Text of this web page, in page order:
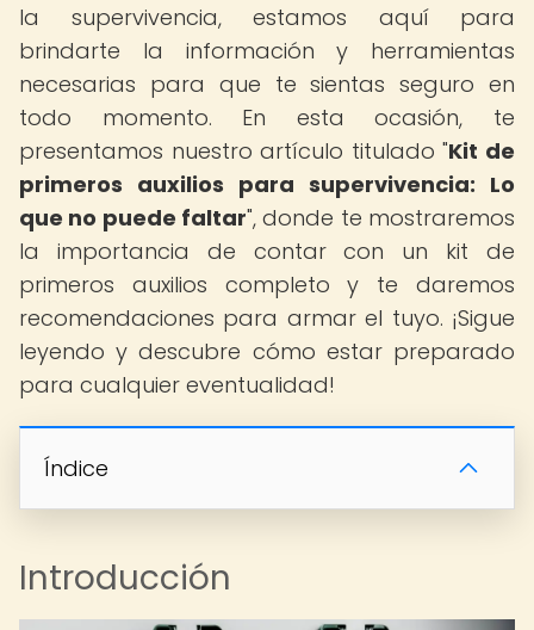
la supervivencia, estamos aquí para
brindarte la información y herramientas
necesarias para que te sientas seguro en
todo momento. En esta ocasión, te
presentamos nuestro artículo titulado "Kit de
primeros auxilios para supervivencia: Lo
que no puede faltar", donde te mostraremos
la importancia de contar con un kit de
primeros auxilios completo y te daremos
recomendaciones para armar el tuyo. ¡Sigue
leyendo y descubre cómo estar preparado
para cualquier eventualidad!
Índice
Introducción